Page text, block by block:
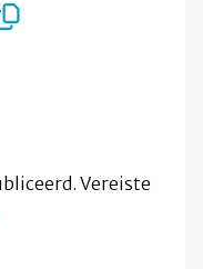
Vereiste